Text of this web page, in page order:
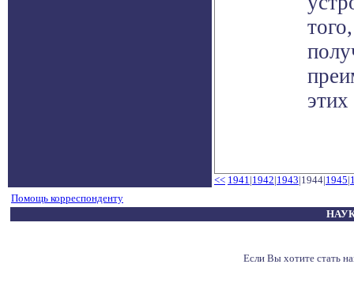
<< 1941|1942|1943|1944|1945|
Помощь корреспонденту
Если Вы хотите стать